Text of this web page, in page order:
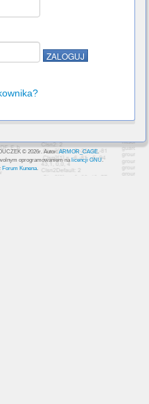
© 2026r. Autor: ARMOR_CAGE.
oprogramowaniem na licencji GNU
Forum Kunena